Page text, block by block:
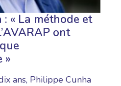
« La méthode et
ont
»
ans, Philippe Cunha